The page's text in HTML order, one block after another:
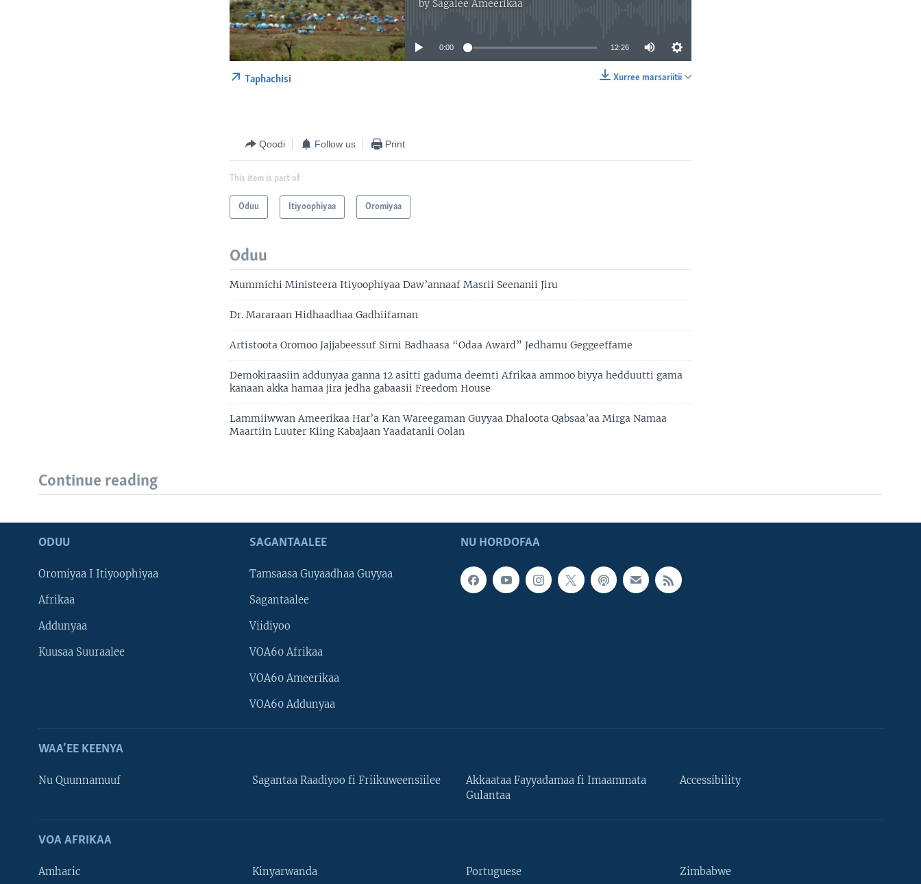
by Sagalee Ameerikaa
No media source currently available
0:00 12:26
Xurree marsariitii
Taphachisi
Qoodi Follow us Print
This item is part of
Oduu Itiyoophiyaa Oromiyaa
Oduu
Mummichi Ministeera Itiyoophiyaa Daw’annaaf Masrii Seenanii Jiru
Dr. Mararaan Hidhaadhaa Gadhiifaman
Artistoota Oromoo Jajjabeessuf Sirni Badhaasa “Odaa Award” Jedhamu Geggeeffame
Demokiraasiin addunyaa ganna 12 asitti gaduma deemti Afrikaa ammoo biyya hedduutti gama
kanaan akka hamaa jira jedha gabaasii Freedom House
Lammiiwwan Ameerikaa Har’a Kan Wareegaman Guyyaa Dhaloota Qabsaa’aa Mirga Namaa
Maartiin Luuter Kiing Kabajaan Yaadatanii Oolan
Continue reading
NU HORDOFAA
ODUU
Oromiyaa I Itiyoophiyaa
Afrikaa
Addunyaa
Kuusaa Suuraalee
SAGANTAALEE
Tamsaasa Guyaadhaa Guyyaa
Sagantaalee
Viidiyoo
VOA60 Afrikaa
VOA60 Ameerikaa
VOA60 Addunyaa
WAA’EE KEENYA
Nu Quunnamuuf Sagantaa Raadiyoo fi Friikuweensiilee
Akkaataa Fayyadamaa fi Imaammata
Gulantaa
Accessibility
VOA AFRIKAA
Amharic Kinyarwanda Portuguese Zimbabwe